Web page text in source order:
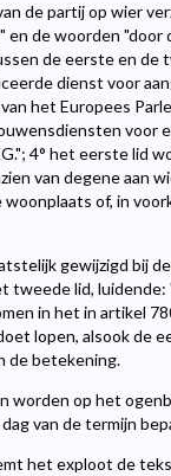
de partij op wier
de woorden "door
de eerste en de
dienst voor
het Europees
voor
4° het eerste lid
van degene aan
of, in
gewijzigd bij de
tweede lid,
in het in artikel
lopen, alsook de
de betekening.
worden op het
van de termijn
het exploot de